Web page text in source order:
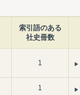
索引語のある
社史冊数
1
1